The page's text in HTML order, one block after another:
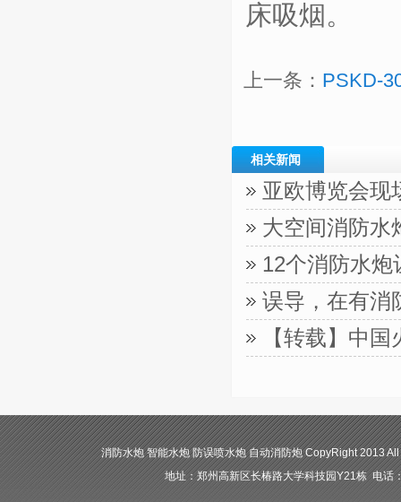
床吸烟。
上一条： PSKD-
相关新闻
亚欧博览会现
大空间消防水
12个消防水
误导，在有消
【转载】中
消防水炮 智能水炮 防误喷水炮 自动消防炮 CopyRight 2013
地址：郑州高新区长椿路大学科技园Y21栋 电